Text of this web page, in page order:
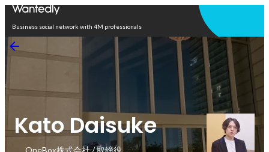
Business social network with 4M professionals
Kato Daisuke
OneBox株式会社 / 取締役